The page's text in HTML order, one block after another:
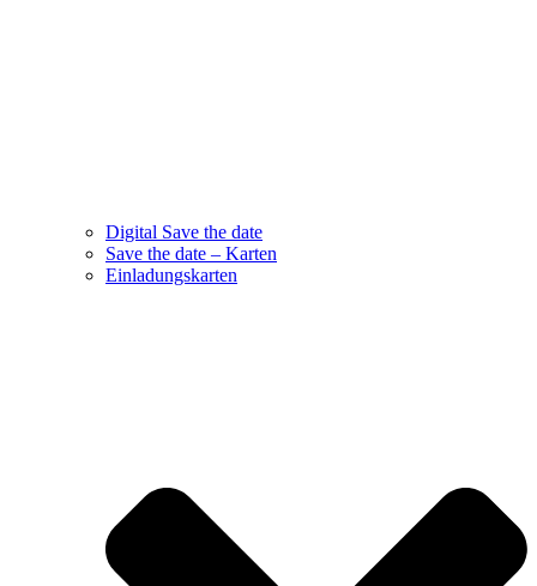
Digital Save the date
Save the date – Karten
Einladungskarten